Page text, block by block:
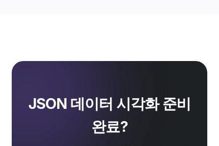
JSON 데이터 시각화 준비
완료?